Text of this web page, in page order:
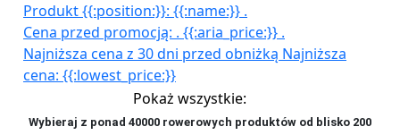
Produkt {{:position:}}: {{:name:}} .
Cena przed promocją: . {{:aria_price:}} .
Najniższa cena z 30 dni przed obniżką Najniższa
cena: {{:lowest_price:}}
Pokaż wszystkie:
Wybieraj z ponad 40000 rowerowych produktów od blisko 200